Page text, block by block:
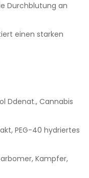
Durchblutung an
einen starken
Ddenat., Cannabis
PEG-40 hydriertes
Kampfer,